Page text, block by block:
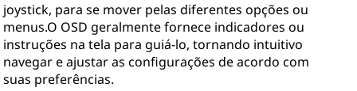
joystick, para se mover pelas diferentes opções ou
menus.O OSD geralmente fornece indicadores ou
instruções na tela para guiá-lo, tornando intuitivo
navegar e ajustar as configurações de acordo com
suas preferências.